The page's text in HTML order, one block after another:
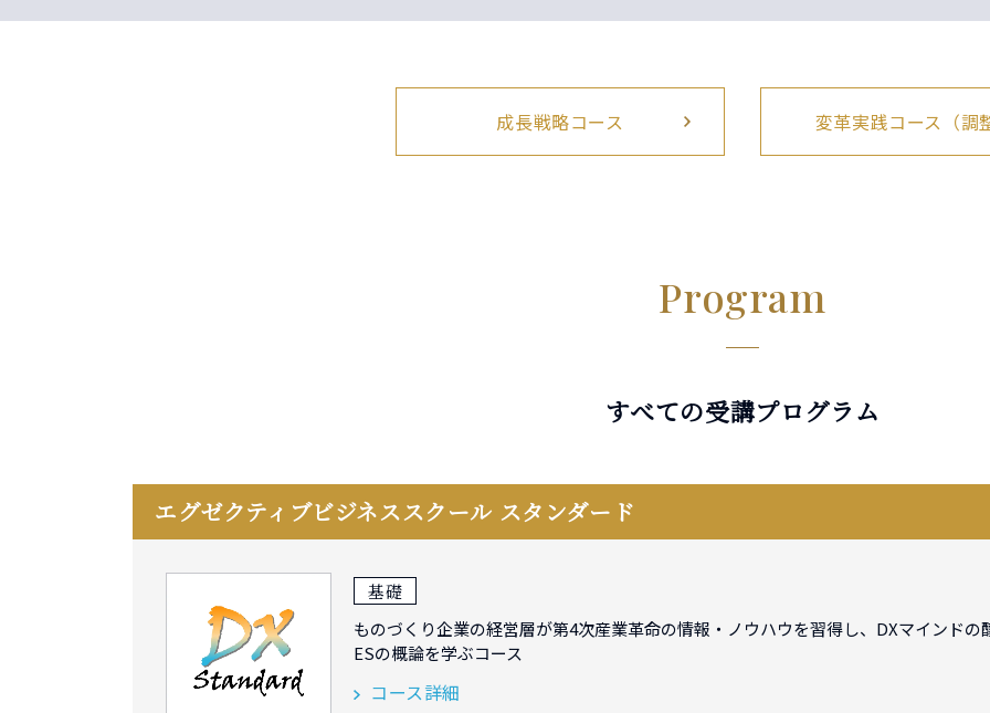
成長戦略コース 変革実践コース（調
Program
すべての受講プログラム
エグゼクティブビジネススクール スタンダード
基礎
ものづくり企業の経営層が第4次産業革命の情報・ノウハウを習得し、DXマインド
ESの概論を学ぶコース
コース詳細